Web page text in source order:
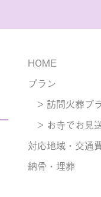
HOME
プラン
> 訪問火葬プ
> お寺でお見
対応地域・交通
納骨・埋葬